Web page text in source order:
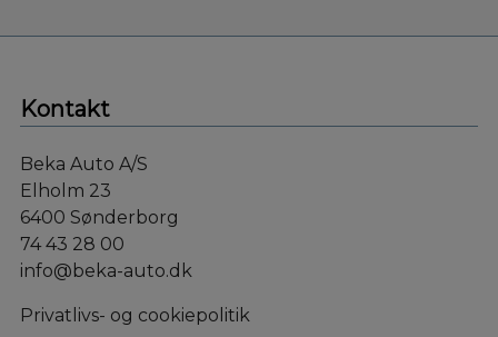
Kontakt
Beka Auto A/S
Elholm 23
6400 Sønderborg
74 43 28 00
info@beka-auto.dk
Privatlivs- og cookiepolitik